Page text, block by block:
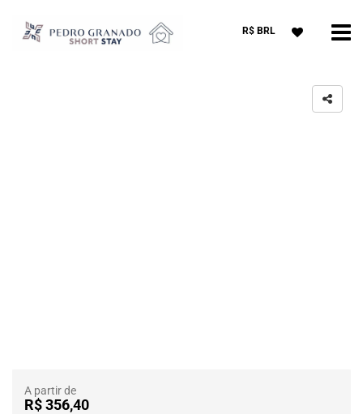
R$ BRL
A partir de
R$ 356,40